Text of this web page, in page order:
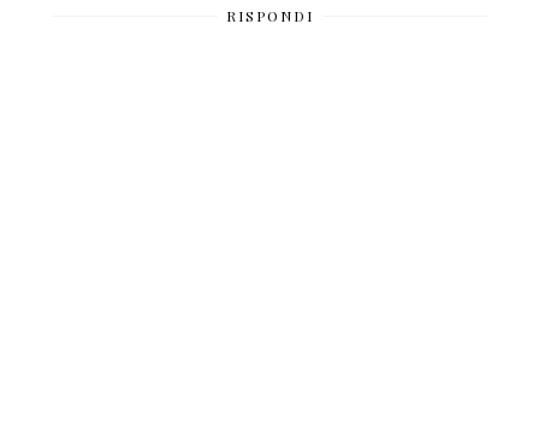
RISPONDI